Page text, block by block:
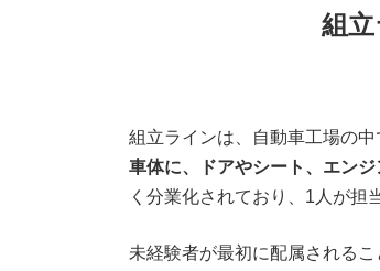
組
組立ラインは、自動車工場の
車体に、ドアやシート、エン
く分業化されており、1人が担
未経験者が最初に配属される